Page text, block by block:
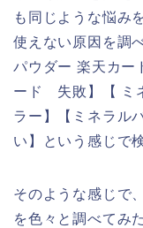
も同じような悩み
使えない原因を調
パウダー 楽天カー
ード 失敗】【 ミ
ラー】【ミネラル
い】という感じで
そのような感じで
を色々と調べてみ